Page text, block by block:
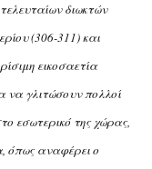
διωκτών
(306-311) και
εικοσαετία
να γλιτώσουν πολλοί
εσωτερικό της χώρας,
όπως αναφέρει ο